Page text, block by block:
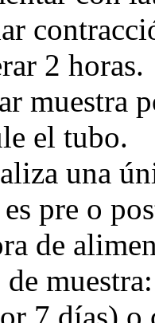
2 horas.
muestra
el tubo.
una
pre o
de
muestra: